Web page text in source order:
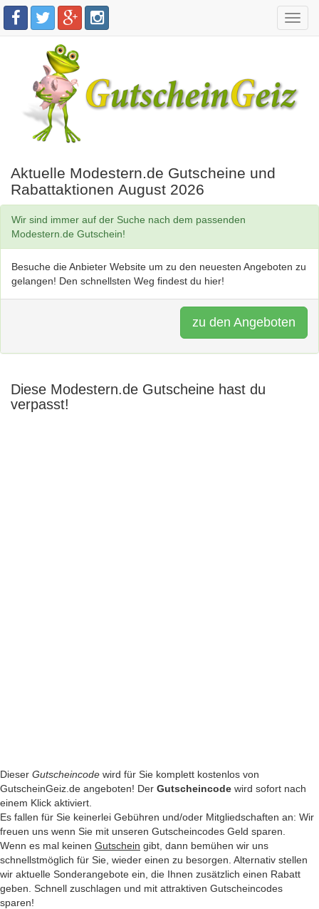
Aktuelle Modestern.de Gutscheine und
Rabattaktionen August 2026
Wir sind immer auf der Suche nach dem passenden
Modestern.de Gutschein!
Besuche die Anbieter Website um zu den neuesten Angeboten zu
gelangen! Den schnellsten Weg findest du hier!
zu den Angeboten
Diese Modestern.de Gutscheine hast du
verpasst!
Dieser Gutscheincode wird für Sie komplett kostenlos von
GutscheinGeiz.de angeboten! Der Gutscheincode wird sofort nach
einem Klick aktiviert.
Es fallen für Sie keinerlei Gebühren und/oder Mitgliedschaften an: Wir
freuen uns wenn Sie mit unseren Gutscheincodes Geld sparen.
Wenn es mal keinen Gutschein gibt, dann bemühen wir uns
schnellstmöglich für Sie, wieder einen zu besorgen. Alternativ stellen
wir aktuelle Sonderangebote ein, die Ihnen zusätzlich einen Rabatt
geben. Schnell zuschlagen und mit attraktiven Gutscheincodes
sparen!